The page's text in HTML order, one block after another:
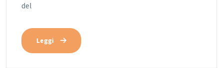
del
Leggi